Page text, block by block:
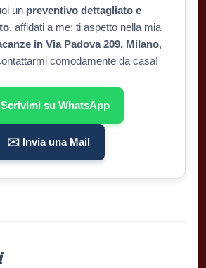
un preventivo dettagliato e
, affidati a me: ti aspetto nella mia
in Via Padova 209, Milano,
comodamente da casa!
Scrivimi su WhatsApp
✉️ Invia una Mail